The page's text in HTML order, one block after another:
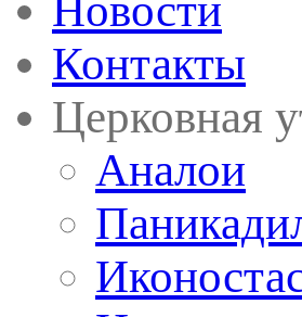
Новости
Контакты
Церковная
Аналои